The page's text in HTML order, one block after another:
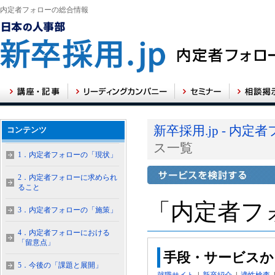
内定者フォローの総合情報
新卒採用.jp - 内定者
ス一覧
「内定者
手段・サービス
コンテンツ
1．内定者フォローの「現状」
2．内定者フォローに求められ
ること
3．内定者フォローの「施策」
4．内定者フォローにおける
「留意点」
5．今後の「課題と展開」